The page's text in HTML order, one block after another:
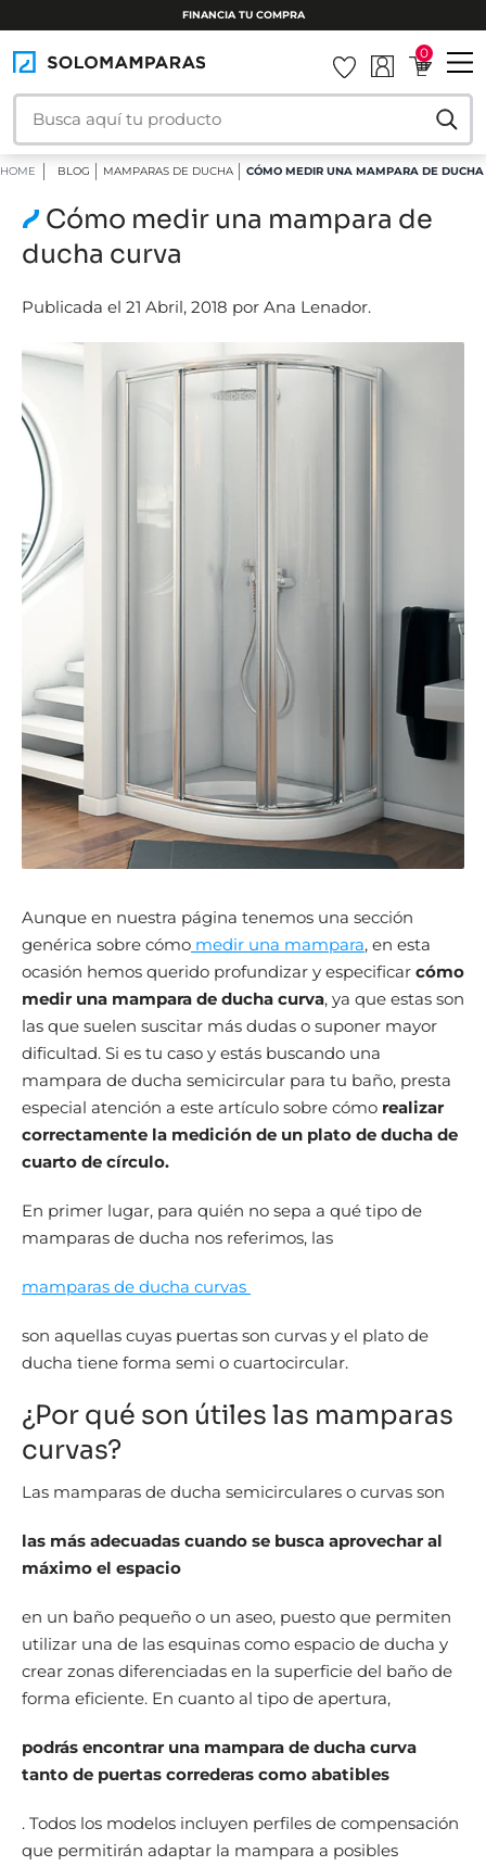
INSTALAMOS TU MAMPARA
0
HOME BLOG MAMPARAS DE DUCHA CÓMO MEDIR UNA MAMPARA DE DUCHA
Cómo medir una mampara de
ducha curva
Publicada el 21 Abril, 2018 por Ana Lenador.
Aunque en nuestra página tenemos una sección
genérica sobre cómo medir una mampara, en esta
ocasión hemos querido profundizar y especificar cómo
medir una mampara de ducha curva, ya que estas son
las que suelen suscitar más dudas o suponer mayor
dificultad. Si es tu caso y estás buscando una
mampara de ducha semicircular para tu baño, presta
especial atención a este artículo sobre cómo realizar
correctamente la medición de un plato de ducha de
cuarto de círculo.
En primer lugar, para quién no sepa a qué tipo de
mamparas de ducha nos referimos, las
mamparas de ducha curvas
son aquellas cuyas puertas son curvas y el plato de
ducha tiene forma semi o cuartocircular.
¿Por qué son útiles las mamparas
curvas?
Las mamparas de ducha semicirculares o curvas son
las más adecuadas cuando se busca aprovechar al
máximo el espacio
en un baño pequeño o un aseo, puesto que permiten
utilizar una de las esquinas como espacio de ducha y
crear zonas diferenciadas en la superficie del baño de
forma eficiente. En cuanto al tipo de apertura,
podrás encontrar una mampara de ducha curva
tanto de puertas correderas como abatibles
. Todos los modelos incluyen perfiles de compensación
que permitirán adaptar la mampara a posibles